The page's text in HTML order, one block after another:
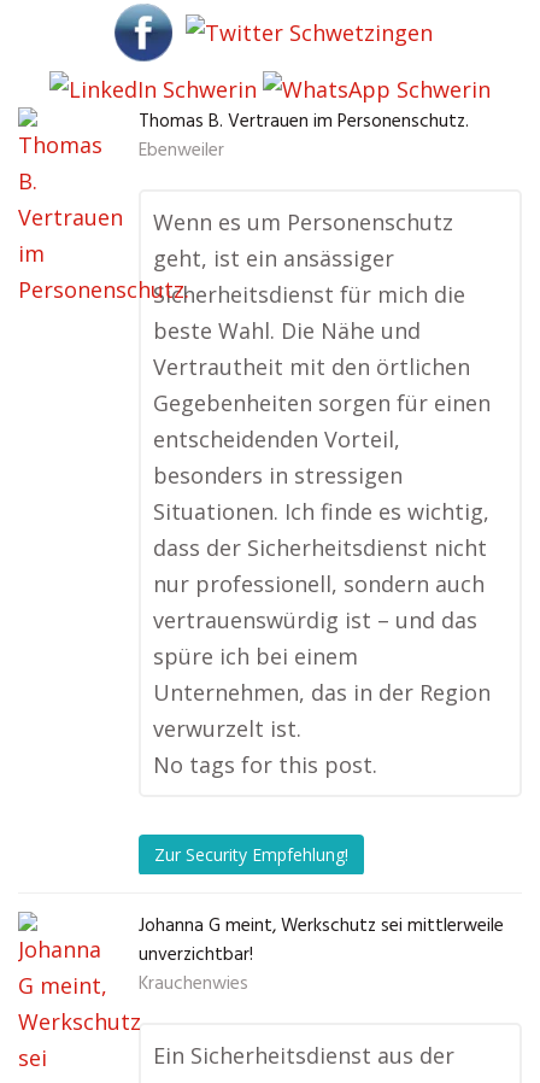
Thomas B. Vertrauen im Personenschutz.
Ebenweiler
Wenn es um Personenschutz
geht, ist ein ansässiger
Sicherheitsdienst für mich die
beste Wahl. Die Nähe und
Vertrautheit mit den örtlichen
Gegebenheiten sorgen für einen
entscheidenden Vorteil,
besonders in stressigen
Situationen. Ich finde es wichtig,
dass der Sicherheitsdienst nicht
nur professionell, sondern auch
vertrauenswürdig ist – und das
spüre ich bei einem
Unternehmen, das in der Region
verwurzelt ist.
No tags for this post.
Zur Security Empfehlung!
Johanna G meint, Werkschutz sei mittlerweile
unverzichtbar!
Krauchenwies
Ein Sicherheitsdienst aus der